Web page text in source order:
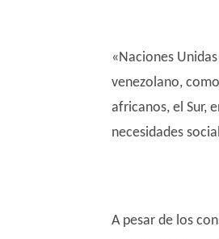
«Naciones
venezolano,
africanos, el Sur,
necesidades
A pesar de los